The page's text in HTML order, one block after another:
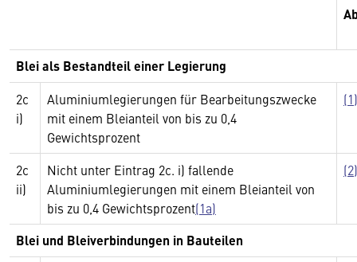
Blei als Bestandteil einer Legierung
2c
i)
Aluminiumlegierungen für Bearbeitungszwecke
mit einem Bleianteil von bis zu 0,4
Gewichtsprozent
(1)
2c
ii)
Nicht unter Eintrag 2c. i) fallende
Aluminiumlegierungen mit einem Bleianteil von
bis zu 0,4 Gewichtsprozent(1a)
(2)
Blei und Bleiverbindungen in Bauteilen